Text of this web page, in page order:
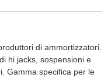
di ammortizzatori.
hi jacks, sospensioni e
Gamma specifica per le